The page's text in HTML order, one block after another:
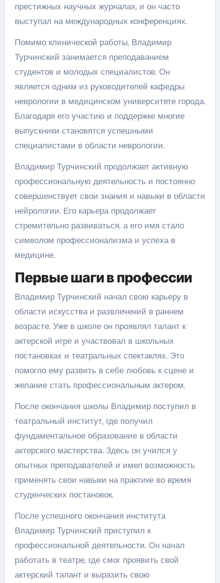
престижных научных журналах, и он часто
выступал на международных конференциях.
Помимо клинической работы, Владимир
Турчинский занимается преподаванием
студентов и молодых специалистов. Он
является одним из руководителей кафедры
неврологии в медицинском университете города.
Благодаря его участию и поддержке многие
выпускники становятся успешными
специалистами в области неврологии.
Владимир Турчинский продолжает активную
профессиональную деятельность и постоянно
совершенствует свои знания и навыки в области
нейрологии. Его карьера продолжает
стремительно развиваться, а его имя стало
символом профессионализма и успеха в
медицине.
Первые шаги в профессии
Владимир Турчинский начал свою карьеру в
области искусства и развлечений в раннем
возрасте. Уже в школе он проявлял талант к
актерской игре и участвовал в школьных
постановках и театральных спектаклях. Это
помогло ему развить в себе любовь к сцене и
желание стать профессиональным актером.
После окончания школы Владимир поступил в
театральный институт, где получил
фундаментальное образование в области
актерского мастерства. Здесь он учился у
опытных преподавателей и имел возможность
применять свои навыки на практике во время
студенческих постановок.
После успешного окончания института
Владимир Турчинский приступил к
профессиональной деятельности. Он начал
работать в театре, где смог проявить свой
актерский талант и выразить свою